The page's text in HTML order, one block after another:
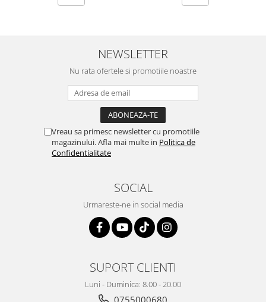
NEWSLETTER
Nu rata ofertele si promotiile noastre
Vreau sa primesc newsletter cu promotiile
magazinului. Afla mai multe in Politica de
Confidentialitate
SOCIAL
Urmareste-ne in social media
SUPORT CLIENTI
Luni - Duminica: 8.00 - 20.00